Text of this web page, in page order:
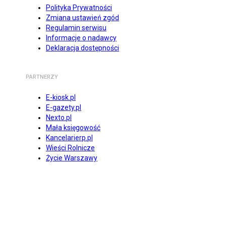
Polityka Prywatności
Zmiana ustawień zgód
Regulamin serwisu
Informacje o nadawcy
Deklaracja dostępności
PARTNERZY
E-kiosk.pl
E-gazety.pl
Nexto.pl
Mała księgowość
Kancelarierp.pl
Wieści Rolnicze
Życie Warszawy